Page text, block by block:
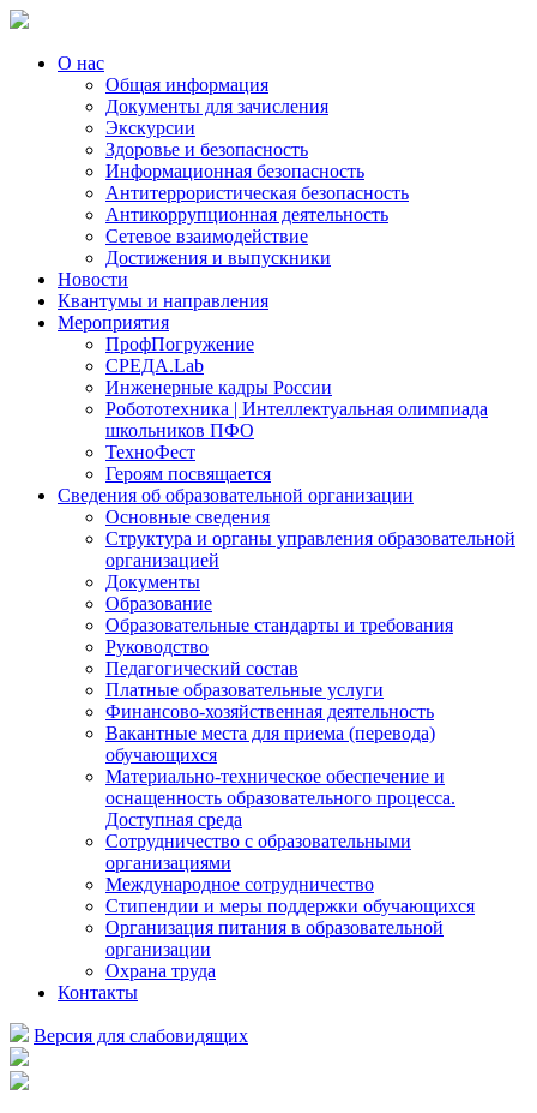
О нас
Общая информация
Документы для зачисления
Экскурсии
Здоровье и безопасность
Информационная безопасность
Антитеррористическая безопасность
Антикоррупционная деятельность
Сетевое взаимодействие
Достижения и выпускники
Новости
Квантумы и направления
Мероприятия
ПрофПогружение
СРЕДА.Lab
Инженерные кадры России
Робототехника | Интеллектуальная олимпиада
школьников ПФО
ТехноФест
Героям посвящается
Сведения об образовательной организации
Основные сведения
Структура и органы управления образовательной
организацией
Документы
Образование
Образовательные стандарты и требования
Руководство
Педагогический состав
Платные образовательные услуги
Финансово-хозяйственная деятельность
Вакантные места для приема (перевода)
обучающихся
Материально-техническое обеспечение и
оснащенность образовательного процесса.
Доступная среда
Сотрудничество с образовательными
организациями
Международное сотрудничество
Стипендии и меры поддержки обучающихся
Организация питания в образовательной
организации
Охрана труда
Контакты
Версия для слабовидящих